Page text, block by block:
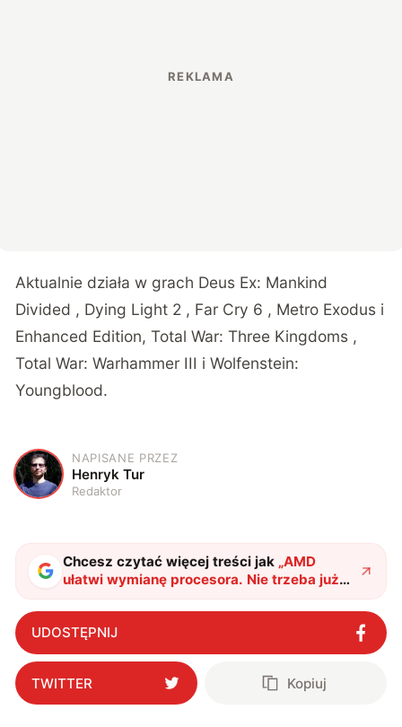
Aktualnie działa w grach Deus Ex: Mankind
Divided , Dying Light 2 , Far Cry 6 , Metro Exodus i
Enhanced Edition, Total War: Three Kingdoms ,
Total War: Warhammer III i Wolfenstein:
Youngblood.
H
NAPISANE PRZEZ
Henryk Tur
Redaktor
Chcesz czytać więcej treści jak „AMD
ułatwi wymianę procesora. Nie trzeba już
ponownie instalować systemu Windows"?
UDOSTĘPNIJ
TWITTER Kopiuj